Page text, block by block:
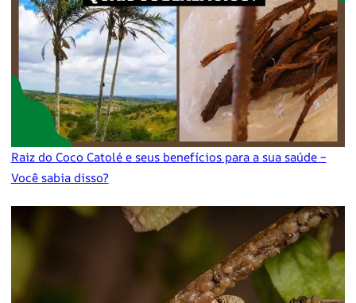
Raiz do Coco Catolé e seus benefícios para a sua saúde –
Você sabia disso?